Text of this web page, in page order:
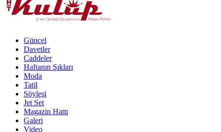
Güncel
Davetler
Caddeler
Haftanın Şıkları
Moda
Tatil
Söyleşi
Jet Set
Magazin Hattı
Galeri
Video